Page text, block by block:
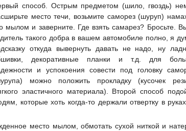
способ. Острым предметом (шило, гвоздь)
место течи, возьмите саморез (шуруп)
мылом и заверните. Где взять самарез? Бросьте.
такого добра в вашем автомобиле полно, я
откуда вывернуть давать не надо, ну
декоративные планки и т.д. для
и успокоения совести под головку
можно положить прокладку (кусочек
эластичного материала). Второй способ
которые хоть когда-то держали отвертку в
место мылом, обмотать сухой ниткой и